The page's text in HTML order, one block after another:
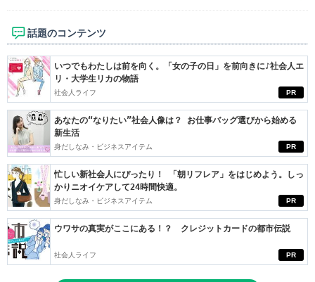
話題のコンテンツ
PR
いつでもわたしは前を向く。「女の子の日」を前向きに♪社会人エ
リ・大学生リカの物語
社会人ライフ
PR
あなたの“なりたい”社会人像は？ お仕事バッグ選びから始める
新生活
身だしなみ・ビジネスアイテム
PR
忙しい新社会人にぴったり！ 「朝リフレア」をはじめよう。しっ
かりニオイケアして24時間快適。
身だしなみ・ビジネスアイテム
PR
ウワサの真実がここにある！？ クレジットカードの都市伝説
社会人ライフ